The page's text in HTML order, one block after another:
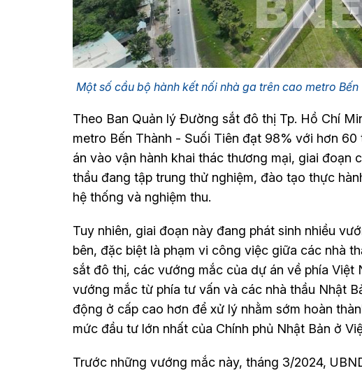
Một số cầu bộ hành kết nối nhà ga trên cao metro
Theo Ban Quản lý Đường sắt đô thị Tp. Hồ Chí
metro Bến Thành - Suối Tiên đạt 98% với hơn
án vào vận hành khai thác thương mại, giai đoạn
thầu đang tập trung thử nghiệm, đào tạo thực
hệ thống và nghiệm thu.
Tuy nhiên, giai đoạn này đang phát sinh nhiều
bên, đặc biệt là phạm vi công việc giữa các nhà
sắt đô thị, các vướng mắc của dự án về phía
vướng mắc từ phía tư vấn và các nhà thầu Nhật
động ở cấp cao hơn để xử lý nhằm sớm hoàn
mức đầu tư lớn nhất của Chính phủ Nhật Bản ở
Trước những vướng mắc này, tháng 3/2024,